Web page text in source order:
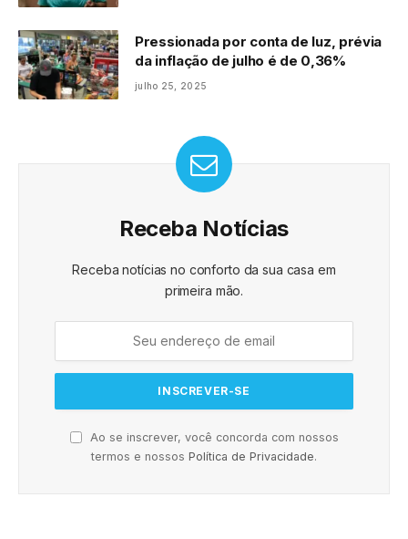
Pressionada por conta de luz, prévia
da inflação de julho é de 0,36%
julho 25, 2025
Receba Notícias
Receba notícias no conforto da sua casa em
primeira mão.
Ao se inscrever, você concorda com nossos
termos e nossos Política de Privacidade.